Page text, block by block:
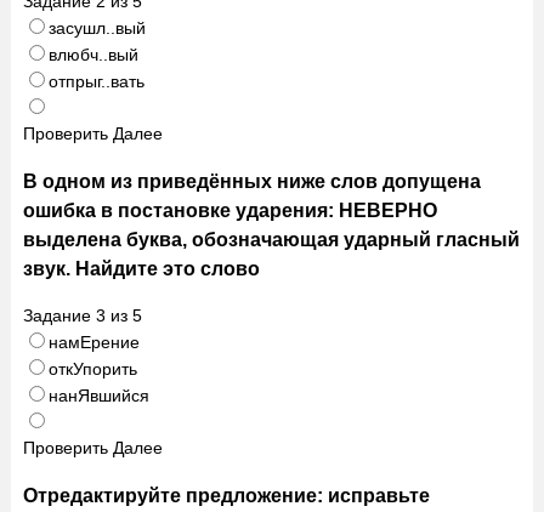
засушл..вый
влюбч..вый
отпрыг..вать
Проверить Далее
В одном из приведённых ниже слов допущена
ошибка в постановке ударения: НЕВЕРНО
выделена буква, обозначающая ударный гласный
звук. Найдите это слово
Задание 3 из 5
намЕрение
откУпорить
нанЯвшийся
Проверить Далее
Отредактируйте предложение: исправьте